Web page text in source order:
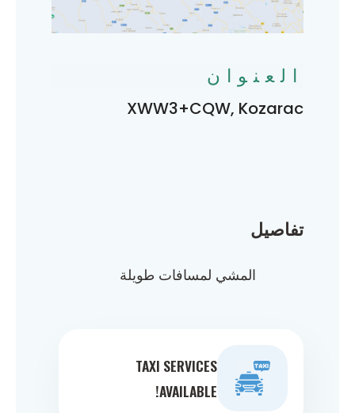
تفاصيل
المشي لمسافات طويلة
TAXI SERVICES
AVAILABLE!
العنوان
XWW3+CQW, Kozarac